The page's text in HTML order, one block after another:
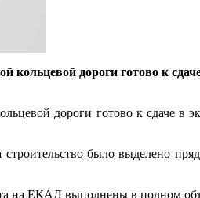
дороги готово к сдаче
дороги готово к сдаче в
было выделено
на ЕКАД выполнены в полном